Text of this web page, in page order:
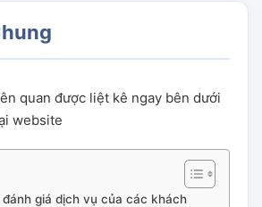
quan được liệt kê ngay bên dưới
website
giá dịch vụ của các khách